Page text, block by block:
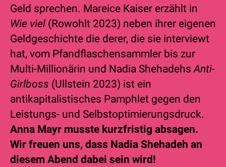
Geld sprechen. Mareice Kaiser erzählt in
Wie viel (Rowohlt 2023) neben ihrer eigenen
Geldgeschichte die derer, die sie interviewt
hat, vom Pfandfla­schensammler bis zur
Multi­-Millio­närin und Nadia Shehadehs Anti-
Girlboss (Ullstein 2023) ist ein
antikapitalistisches Pamphlet gegen den
Leistungs- und Selbstoptimierungsdruck.
Anna Mayr musste kurzfristig absagen.
Wir freuen uns, dass Nadia Shehadeh an
diesem Abend dabei sein wird!